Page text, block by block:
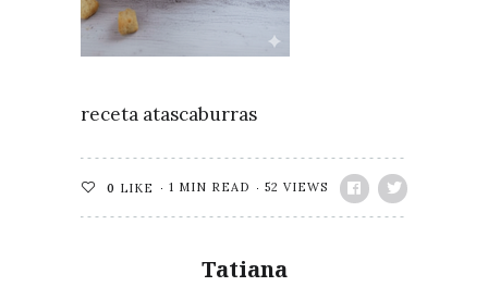
receta atascaburras
0 LIKE 1 MIN READ 52 VIEWS
Tatiana